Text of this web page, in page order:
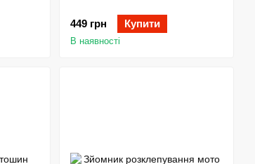
449 грн Купити
В наявності